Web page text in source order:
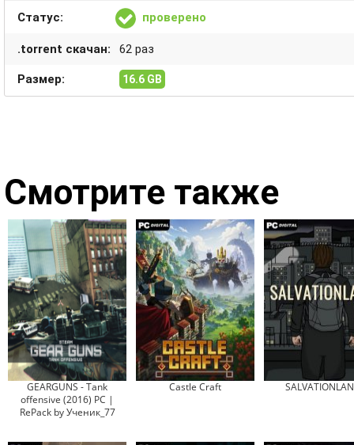
Статус: проверено
.torrent скачан: 62 раз
Размер: 16.6 GB
Смотрите также
GEARGUNS - Tank
offensive (2016) PC |
RePack by Ученик_77
Castle Craft